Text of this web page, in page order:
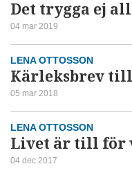
Det trygga ej
04 mar 2019
LENA OTTOSSON
Kärleksbrev till
05 mar 2018
LENA OTTOSSON
Livet är till för
04 dec 2017